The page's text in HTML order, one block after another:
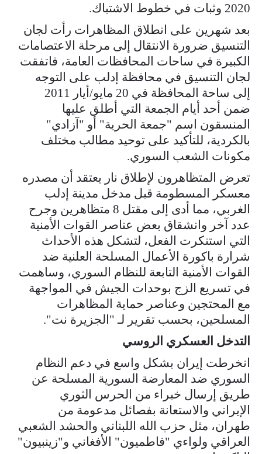
2020 وثبات في خطوط الاشتباك.
بعد شهرين على انطلاق المظاهرات رأت لجان
التنسيق ضرورة الانتقال إلى مرحلة الاعتصامات
الكبيرة في ساحات المحافظات العامة، فاتفقت
لجان التنسيق في محافظة إدلب على التوجه
إلى ساحة المحافظة في 20 مايو/أيار 2011
ضمن أحد أيام الجمعة التي أطلق عليها
المنسقون اسم "جمعة الحرية" أو "آزادي"
بالكردية، للتأكيد على توحيد مطالب مختلف
مكونات الشعب السوري.
تعرض المتظاهرون لإطلاق نار يعتقد أن مصدره
معسكر المسطومة قبل مدخل مدينة إدلب
الغربي، مما أدى إلى مقتل 8 متظاهرين وجرح
عدد آخر وانشقاق بعض عناصر القوات الأمنية
التي استنكرت الفعل، لتشكل هذه الأحداث
شرارة باكورة الأعمال المسلحة العلنية ضد
القوات الأمنية التابعة للنظام السوري، وساهمت
في تسريع الزج بوحدات الجيش في المواجهة
مع المحتجين وعناصر حماية المظاهرات
المسلحين، بحسب تقرير لـ "الجزيرة نت".
التدخل العسكري الروسي
انخرطت إيران بشكل واسع في دعم النظام
السوري ضد المعارضة السورية المسلحة عن
طريق إرسال خبراء من الحرس الثوري
الإيراني والاستعانة بفصائل مدعومة من
طهران، مثل حزب الله اللبناني والحشد الشعبي
العراقي ولواءي "فاطميون" الأفغاني و"زينبيون"